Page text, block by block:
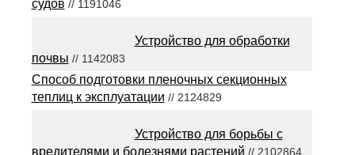
судов // 1191046
Устройство для обработки
почвы // 1142083
Способ подготовки пленочных секционных
теплиц к эксплуатации // 2124829
Устройство для борьбы с
вредителями и болезнями растений // 2102864